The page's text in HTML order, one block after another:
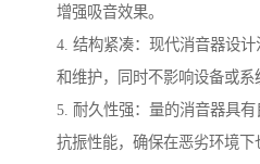
增强吸音效果。
4. 结构紧凑：现代消音器设
和维护，同时不影响设备或系
5. 耐久性强：量的消音器具
抗振性能，确保在恶劣环境下